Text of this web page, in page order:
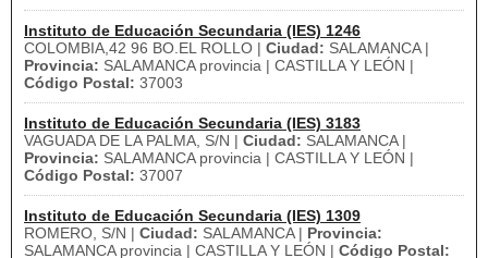
Instituto de Educación Secundaria (IES) 1246
COLOMBIA,42 96 BO.EL ROLLO | Ciudad: SALAMANCA |
Provincia: SALAMANCA provincia | CASTILLA Y LEÓN |
Código Postal: 37003
Instituto de Educación Secundaria (IES) 3183
VAGUADA DE LA PALMA, S/N | Ciudad: SALAMANCA |
Provincia: SALAMANCA provincia | CASTILLA Y LEÓN |
Código Postal: 37007
Instituto de Educación Secundaria (IES) 1309
ROMERO, S/N | Ciudad: SALAMANCA | Provincia:
SALAMANCA provincia | CASTILLA Y LEÓN | Código Postal: